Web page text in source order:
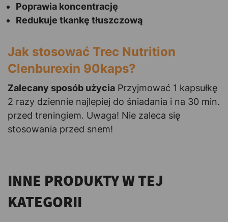
Poprawia koncentrację
Redukuje tkankę tłuszczową
Jak stosować Trec Nutrition
Clenburexin 90kaps?
Zalecany sposób użycia Przyjmować 1 kapsułkę
2 razy dziennie najlepiej do śniadania i na 30 min.
przed treningiem. Uwaga! Nie zaleca się
stosowania przed snem!
INNE PRODUKTY W TEJ
KATEGORII